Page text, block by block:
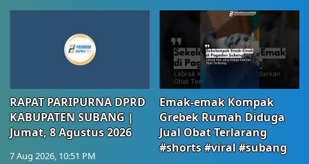
RAPAT PARIPURNA DPRD
KABUPATEN SUBANG |
Jumat, 8 Agustus 2026
7 Aug 2026, 10:51 PM
Emak-emak Kompak
Grebek Rumah Diduga
Jual Obat Terlarang
#shorts #viral #subang